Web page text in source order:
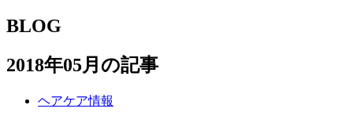
BLOG
2018年05月の記事
ヘアケア情報